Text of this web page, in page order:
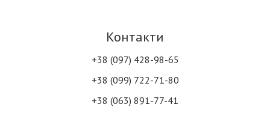
Контакти
+38 (097) 428-98-65
+38 (099) 722-71-80
+38 (063) 891-77-41